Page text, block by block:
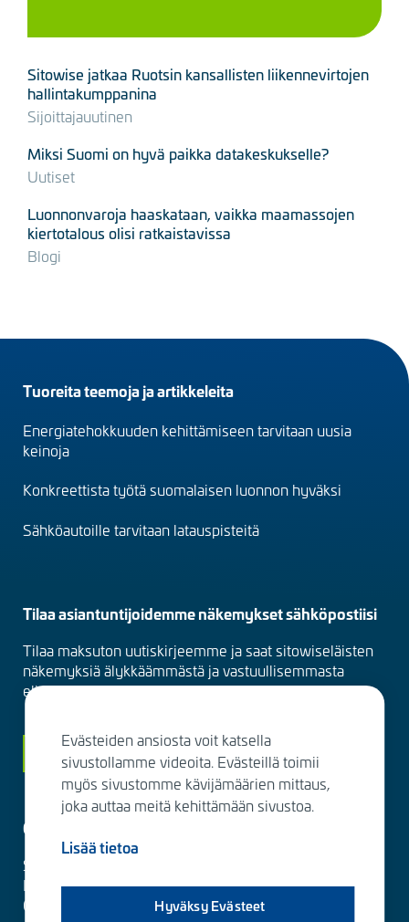
Sitowise jatkaa Ruotsin kansallisten liikennevirtojen
hallintakumppanina
Sijoittajauutinen
Miksi Suomi on hyvä paikka datakeskukselle?
Uutiset
Luonnonvaroja haaskataan, vaikka maamassojen
kiertotalous olisi ratkaistavissa
Blogi
Footer
menu
(fi)
Tuoreita teemoja ja artikkeleita
Energiatehokkuuden kehittämiseen tarvitaan uusia
keinoja
Konkreettista työtä suomalaisen luonnon hyväksi
Sähköautoille tarvitaan latauspisteitä
Tilaa asiantuntijoidemme näkemykset sähköpostiisi
Tilaa maksuton uutiskirjeemme ja saat sitowiseläisten
näkemyksiä älykkäämmästä ja vastuullisemmasta
elinympäristöstä suoraan sähköpostiisi kuukausittain.
Siirry tilaamaan
Ota yhteyttä
Sitowise Group Oyj
Linnoitustie 6 D
02600 Espoo, Finland
Evästeiden ansiosta voit katsella
sivustollamme videoita. Evästeillä toimii
myös sivustomme kävijämäärien mittaus,
joka auttaa meitä kehittämään sivustoa.
Lisää tietoa
Hyväksy Evästeet